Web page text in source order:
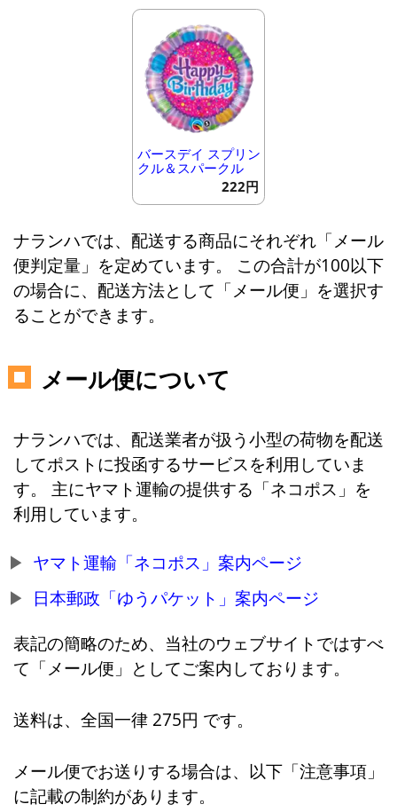
バースデイ スプリン
クル＆スパークル
222円
ナランハでは、配送する商品にそれぞれ「メール
便判定量」を定めています。 この合計が100以下
の場合に、配送方法として「メール便」を選択す
ることができます。
メール便について
ナランハでは、配送業者が扱う小型の荷物を配送
してポストに投函するサービスを利用していま
す。 主にヤマト運輸の提供する「ネコポス」を
利用しています。
ヤマト運輸「ネコポス」案内ページ
日本郵政「ゆうパケット」案内ページ
表記の簡略のため、当社のウェブサイトではすべ
て「メール便」としてご案内しております。
送料は、全国一律 275円 です。
メール便でお送りする場合は、以下「注意事項」
に記載の制約があります。